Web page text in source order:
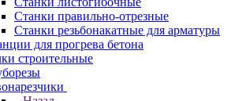
Станки правильно-отрезные
Станки резьбонакатные для арматуры
для прогрева бетона
строительные